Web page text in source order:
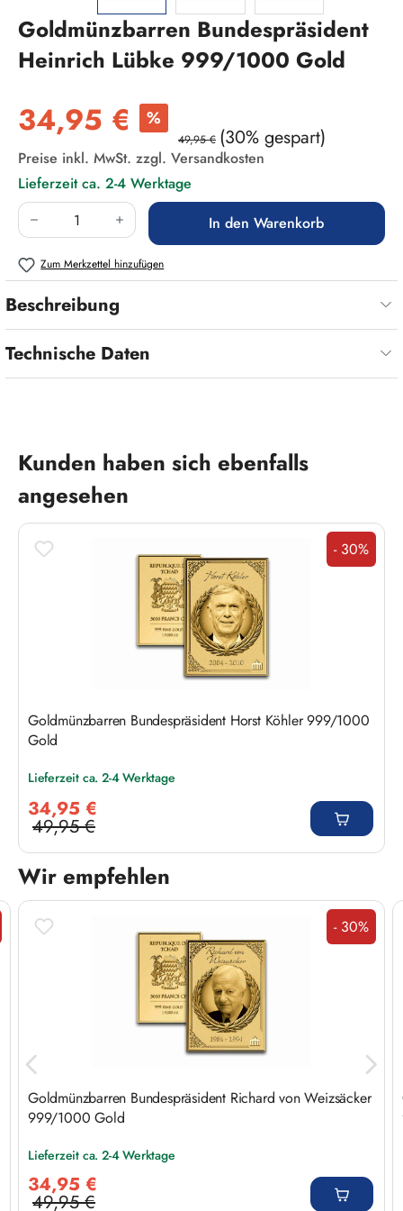
Goldmünzbarren Bundespräsident
Heinrich Lübke 999/1000 Gold
Verkaufspreis:
34,95 € %
49,95 € (30% gespart)
Preise inkl. MwSt. zzgl. Versandkosten
Lieferzeit ca. 2-4 Werktage
Produkt Anzahl: Gib den gewünschten Wert
In den Warenkorb
Zum Merkzettel hinzufügen
Beschreibung
Technische Daten
Produktgalerie überspringen
Kunden haben sich ebenfalls
angesehen
Rabatt
- 30%
Goldmünzbarren Bundespräsident Horst Köhler 999/1000
Gold
Lieferzeit ca. 2-4 Werktage
34,95 €
Regulärer Preis:
49,95 €
Wir empfehlen
Produktgalerie überspringen
Rabatt
- 30%
Goldmünzbarren Bundespräsident Richard von Weizsäcker
999/1000 Gold
Lieferzeit ca. 2-4 Werktage
34,95 €
Regulärer Preis:
49,95 €